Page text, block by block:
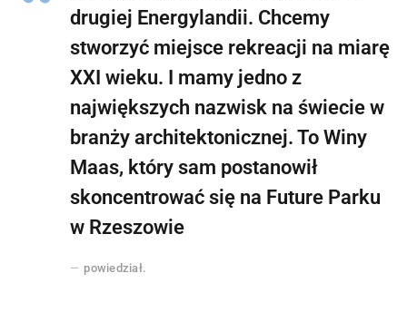
drugiej Energylandii. Chcemy
stworzyć miejsce rekreacji na miarę
XXI wieku. I mamy jedno z
największych nazwisk na świecie w
branży architektonicznej. To Winy
Maas, który sam postanowił
skoncentrować się na Future Parku
w Rzeszowie
powiedział.